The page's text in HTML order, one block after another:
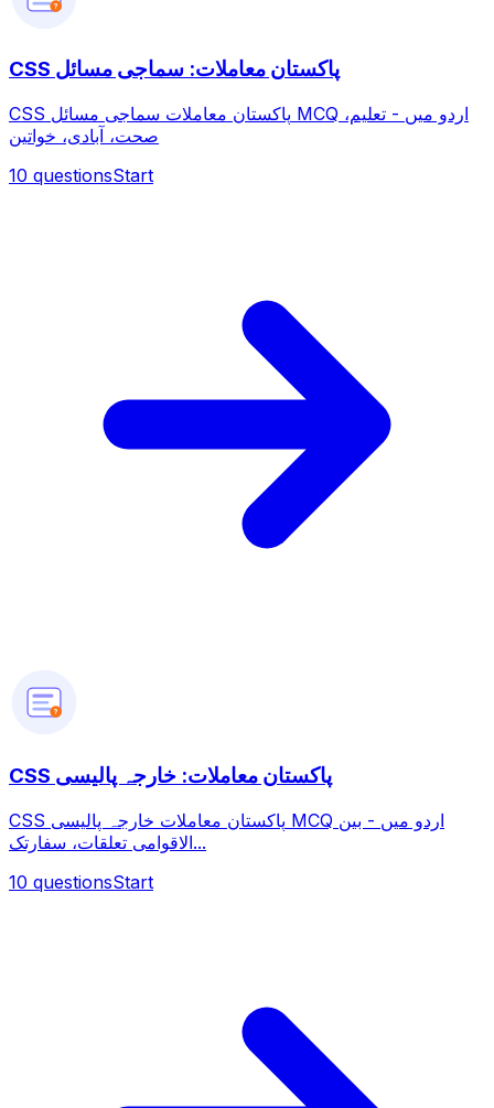
?
CSS پاکستان معاملات: سماجی مسائل
CSS پاکستان معاملات سماجی مسائل MCQ اردو میں - تعلیم،
صحت، آبادی، خواتین
10 questionsStart
?
CSS پاکستان معاملات: خارجہ پالیسی
CSS پاکستان معاملات خارجہ پالیسی MCQ اردو میں - بین
الاقوامی تعلقات، سفارتک...
10 questionsStart